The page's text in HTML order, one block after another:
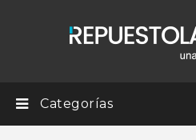
Categorías